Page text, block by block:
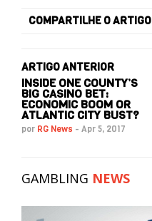
COMPARTILHE O ARTIGO
ARTIGO ANTERIOR
INSIDE ONE COUNTY’S
BIG CASINO BET:
ECONOMIC BOOM OR
ATLANTIC CITY BUST?
por RG News - Apr 5, 2017
GAMBLING NEWS